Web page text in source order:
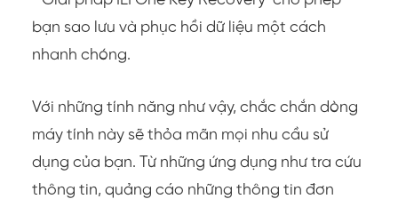
bạn sao lưu và phục hồi dữ liệu một cách
nhanh chóng.
Với những tính năng như vậy, chắc chắn dòng
máy tính này sẽ thỏa mãn mọi nhu cầu sử
dụng của bạn. Từ những ứng dụng như tra cứu
thông tin, quảng cáo những thông tin đơn